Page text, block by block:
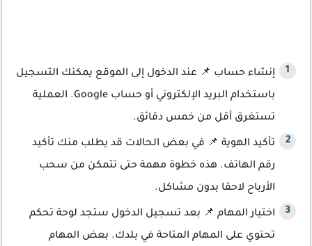
إنشاء حساب 📌 عند الدخول إلى الموقع يمكنك التسجيل
باستخدام البريد الإلكتروني أو حساب Google. العملية
تستغرق أقل من خمس دقائق.
تأكيد الهوية 📌 في بعض الحالات قد يطلب منك تأكيد
رقم الهاتف. هذه خطوة مهمة حتى تتمكن من سحب
الأرباح لاحقا بدون مشاكل.
اختيار المهام 📌 بعد تسجيل الدخول ستجد لوحة تحكم
تحتوي على المهام المتاحة في بلدك. بعض المهام